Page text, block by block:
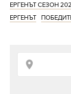
ЕРГЕНЪТ СЕЗОН
ЕРГЕНЪТ